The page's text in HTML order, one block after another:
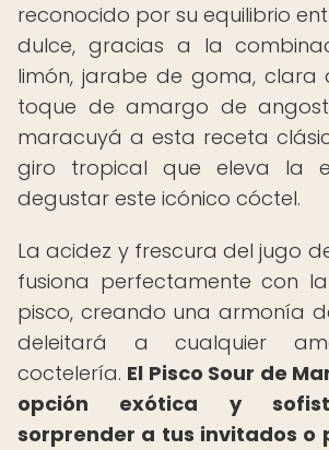
reconocido por su equilibrio
dulce, gracias a la
limón, jarabe de goma, clara
toque de amargo de
maracuyá a esta receta
giro tropical que eleva la
degustar este icónico cóctel.
La acidez y frescura del jugo
fusiona perfectamente con
pisco, creando una armonía
deleitará a cualquier
coctelería. El Pisco Sour de
opción exótica y
sorprender a tus invitados o